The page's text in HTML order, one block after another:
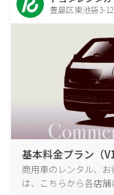
豊島区東池袋3-
基本料金プラン（V1
商用車のレンタル、
は、こちらから各店舗